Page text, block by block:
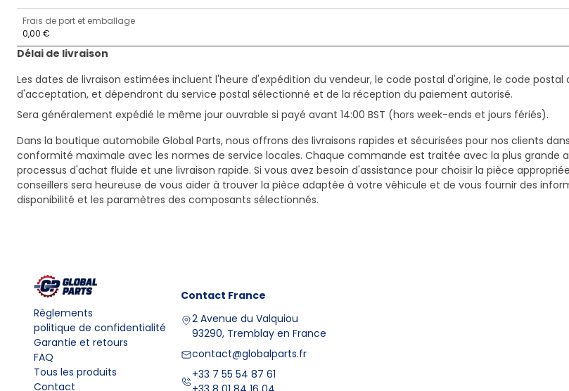
Frais de port et emballage
0,00 €
Délai de livraison
Les dates de livraison estimées incluent l'heure d'expédition du vendeur, le code postal d'origine, le code
d'acceptation, et dépendront du service postal sélectionné et de la réception du paiement autorisé.
Sera généralement expédié le même jour ouvrable si payé avant 14:00 BST (hors week-ends et jours fériés).
Dans la boutique automobile Global Parts, nous offrons des livraisons rapides et sécurisées pour nos clients
conformité maximale avec les normes de service locales. Chaque commande est traitée avec la plus grande
processus d'achat fluide et une livraison rapide. Si vous avez besoin d'assistance pour choisir la pièce
conseillers sera heureuse de vous aider à trouver la pièce adaptée à votre véhicule et de vous fournir des
disponibilité et les paramètres des composants sélectionnés.
Règlements
politique de confidentialité
Garantie et retours
FAQ
Tous les produits
Contact
Contact France
2 Avenue du Valquiou
93290, Tremblay en France
contact@globalparts.fr
+33 7 55 54 87 61